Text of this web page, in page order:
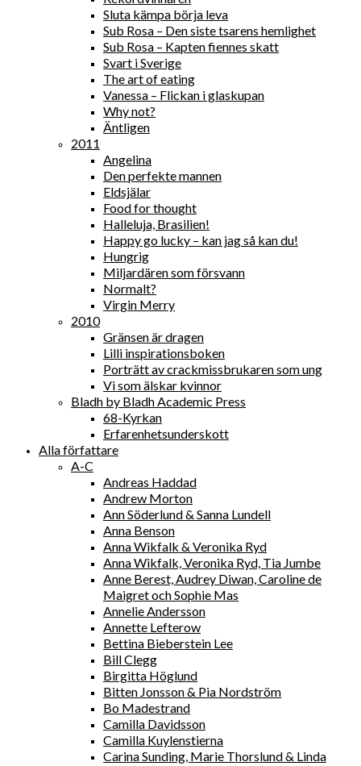
Sluta kämpa börja leva
Sub Rosa – Den siste tsarens hemlighet
Sub Rosa – Kapten fiennes skatt
Svart i Sverige
The art of eating
Vanessa – Flickan i glaskupan
Why not?
Äntligen
2011
Angelina
Den perfekte mannen
Eldsjälar
Food for thought
Halleluja, Brasilien!
Happy go lucky – kan jag så kan du!
Hungrig
Miljardären som försvann
Normalt?
Virgin Merry
2010
Gränsen är dragen
Lilli inspirationsboken
Porträtt av crackmissbrukaren som ung
Vi som älskar kvinnor
Bladh by Bladh Academic Press
68-Kyrkan
Erfarenhetsunderskott
Alla författare
A-C
Andreas Haddad
Andrew Morton
Ann Söderlund & Sanna Lundell
Anna Benson
Anna Wikfalk & Veronika Ryd
Anna Wikfalk, Veronika Ryd, Tia Jumbe
Anne Berest, Audrey Diwan, Caroline de
Maigret och Sophie Mas
Annelie Andersson
Annette Lefterow
Bettina Bieberstein Lee
Bill Clegg
Birgitta Höglund
Bitten Jonsson & Pia Nordström
Bo Madestrand
Camilla Davidsson
Camilla Kuylenstierna
Carina Sunding, Marie Thorslund & Linda